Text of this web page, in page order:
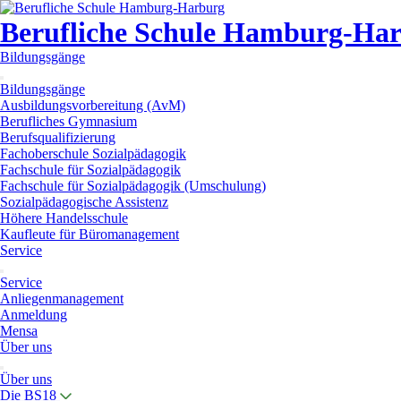
Berufliche Schule Hamburg-
Bildungsgänge
Bildungsgänge
Ausbildungsvorbereitung (AvM)
Berufliches Gymnasium
Berufsqualifizierung
Fachoberschule Sozialpädagogik
Fachschule für Sozialpädagogik
Fachschule für Sozialpädagogik (Umschulung)
Sozialpädagogische Assistenz
Höhere Handelsschule
Kaufleute für Büromanagement
Service
Service
Anliegenmanagement
Anmeldung
Mensa
Über uns
Über uns
Die BS18